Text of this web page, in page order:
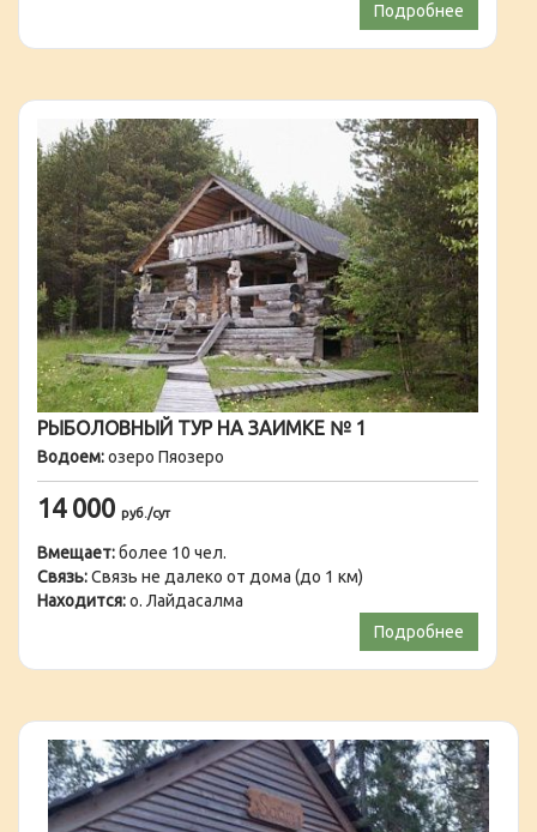
Подробнее
РЫБОЛОВНЫЙ ТУР НА ЗАИМКЕ № 1
Водоем:озеро Пяозеро
14 000 руб./сут
Вмещает:более 10 чел.
Связь:Связь не далеко от дома (до 1 км)
Находится:о. Лайдасалма
Подробнее